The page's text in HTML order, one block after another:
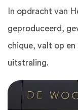
In opdracht van
geproduceerd,
chique, valt op
uitstraling.